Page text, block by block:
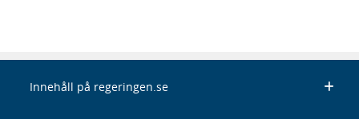
Innehåll på regeringen.se